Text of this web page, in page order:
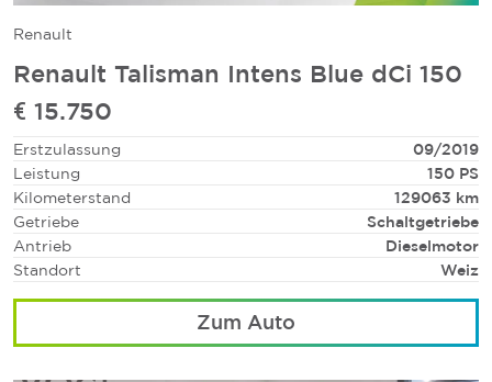
Renault
Renault Talisman Intens Blue dCi 150
€ 15.750
Erstzulassung
09/2019
Leistung
150 PS
Kilometerstand
129063 km
Getriebe
Schaltgetriebe
Antrieb
Dieselmotor
Standort
Weiz
Zum Auto